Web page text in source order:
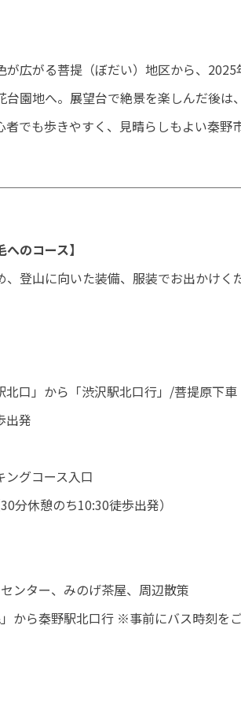
が広がる菩提（ぼだい）地区から、
台園地へ。展望台で絶景を楽しんだ後
でも歩きやすく、見晴らしもよい秦野
のコース】
、登山に向いた装備、服装でお出かけ
北口」から「渋沢駅北口行」/菩提原下
出発
ングコース入口
分休憩のち10:30徒歩出発）
ンター、みのげ茶屋、周辺散策
から秦野駅北口行 ※事前にバス時刻を